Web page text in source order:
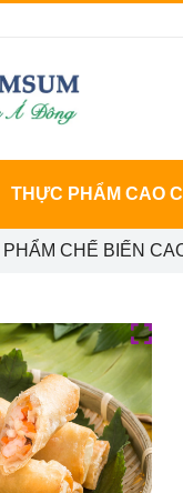
CHẾ BIẾN
THỰC PHẨM CAO